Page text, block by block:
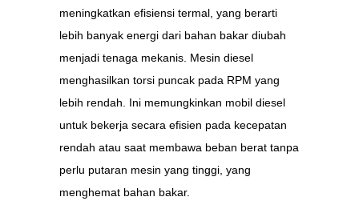
meningkatkan efisiensi termal, yang berarti
lebih banyak energi dari bahan bakar diubah
menjadi tenaga mekanis. Mesin diesel
menghasilkan torsi puncak pada RPM yang
lebih rendah. Ini memungkinkan mobil diesel
untuk bekerja secara efisien pada kecepatan
rendah atau saat membawa beban berat tanpa
perlu putaran mesin yang tinggi, yang
menghemat bahan bakar.